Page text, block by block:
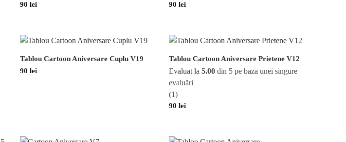
90 lei
90lei
Tablou Cartoon Aniversare Cuplu V19
90 lei
Tablou Cartoon Aniversare Prietene V12
Evaluat la5.00 din 5 pe baza unei singure
evaluări
(1)
90lei